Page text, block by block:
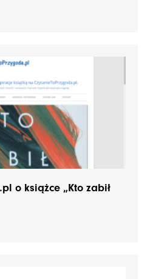
o książce „Kto zabił